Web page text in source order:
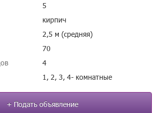
5
кирпич
2,5 м (средняя)
70
4
1, 2, 3, 4- комнатные
+ Подать объявление